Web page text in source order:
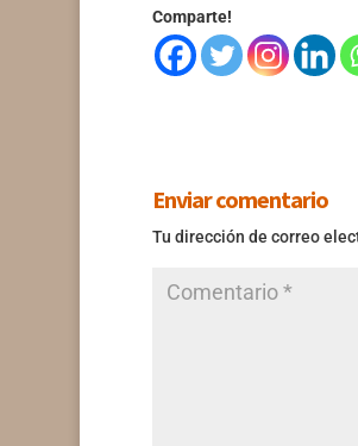
Comparte!
Enviar comentario
Tu dirección de correo